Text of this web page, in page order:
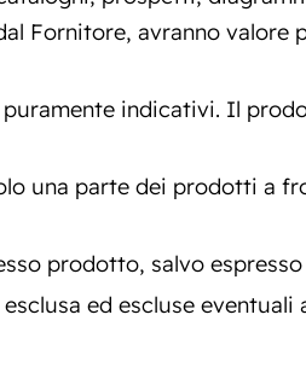
Fornitore, avranno valore
indicativi. Il
una parte dei prodotti a
prodotto, salvo
ed escluse